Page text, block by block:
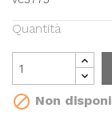
Quantità
 Non